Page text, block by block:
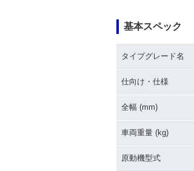
基本スペック
タイプグレード名
仕向け・仕様
全幅 (mm)
車両重量 (kg)
原動機型式